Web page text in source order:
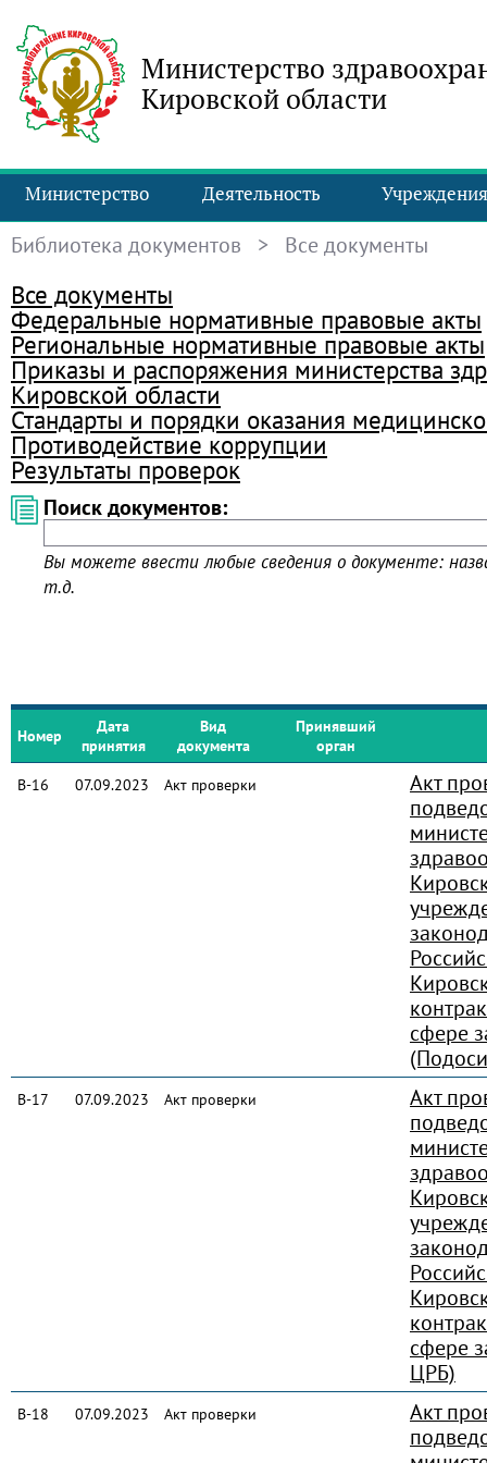
Министерство
Кировской области
Министерство Деятельность Учреждения
Библиотека документов > Все документы
Все документы
Федеральные нормативные правовые акты
Региональные нормативные правовые акты
Приказы и распоряжения министерства
Кировской области
Стандарты и порядки оказания
Противодействие коррупции
Результаты проверок
Поиск документов:
Вы можете ввести любые сведения о документе:
т.д.
Номер
Дата
принятия
Вид
документа
Принявший
орган
В-16
07.09.2023 Акт проверки
Акт
сфере
В-17 07.09.2023 Акт проверки
Акт
сфере
ЦРБ)
В-18 07.09.2023 Акт проверки
Акт